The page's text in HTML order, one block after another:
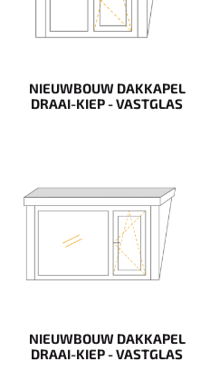
NIEUWBOUW DAKKAPEL
DRAAI-KIEP - VASTGLAS
NIEUWBOUW DAKKAPEL
DRAAI-KIEP - VASTGLAS